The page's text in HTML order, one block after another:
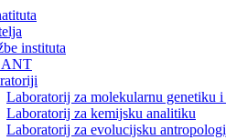
instituta
Laboratorij za molekularnu genetiku
Laboratorij za kemijsku analitiku
Laboratorij za evolucijsku